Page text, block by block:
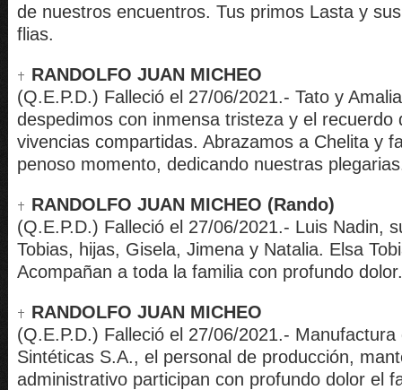
de nuestros encuentros. Tus primos Lasta y
flias.
RANDOLFO JUAN MICHEO
(Q.E.P.D.) Falleció el 27/06/2021.- Tato y
despedimos con inmensa tristeza y el recuerdo
vivencias compartidas. Abrazamos a Chelita y
penoso momento, dedicando nuestras
RANDOLFO JUAN MICHEO (Rando)
(Q.E.P.D.) Falleció el 27/06/2021.- Luis Nadin,
Tobias, hijas, Gisela, Jimena y Natalia. Elsa
Acompañan a toda la familia con profundo dolor.
RANDOLFO JUAN MICHEO
(Q.E.P.D.) Falleció el 27/06/2021.- Manufactura
Sintéticas S.A., el personal de producción,
administrativo participan con profundo dolor el